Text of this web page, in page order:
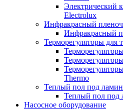
Электрический
Electrolux
Инфракрасный
Инфракрасный
Терморегуляторы для
Thermo
Теплый пол под
Теплый пол под
Насосное оборудование